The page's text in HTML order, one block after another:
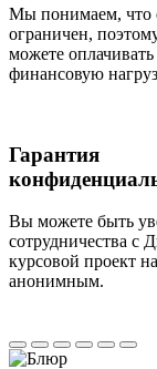
Мы понимаем, что
ограничен,
можете
финансовую
Гарантия
Вы можете быть
сотрудничества с
курсовой проект
анонимным.